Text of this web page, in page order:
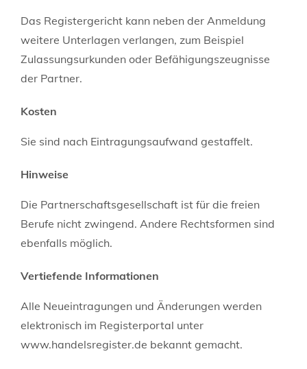
Das Registergericht kann neben der Anmeldung
weitere Unterlagen verlangen, zum Beispiel
Zulassungsurkunden oder Befähigungszeugnisse
der Partner.
Kosten
Sie sind nach Eintragungsaufwand gestaffelt.
Hinweise
Die Partnerschaftsgesellschaft ist für die freien
Berufe nicht zwingend. Andere Rechtsformen sind
ebenfalls möglich.
Vertiefende Informationen
Alle Neueintragungen und Änderungen werden
elektronisch im Registerportal unter
www.handelsregister.de bekannt gemacht.